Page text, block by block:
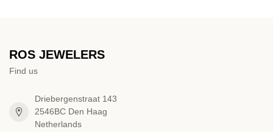
ROS JEWELERS
Find us
Driebergenstraat 143
2546BC Den Haag
Netherlands